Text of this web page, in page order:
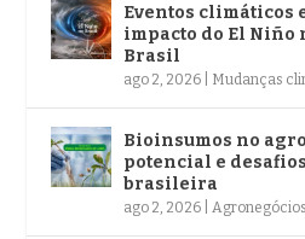
Eventos climáticos
impacto do El Niño
Brasil
ago 2, 2026 Mudanças
Bioinsumos no
potencial e
brasileira
ago 2, 2026 Agronegócios